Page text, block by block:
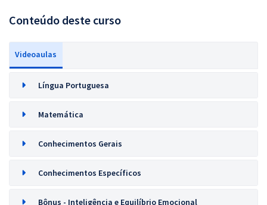
Conteúdo deste curso
Videoaulas
Língua Portuguesa
Matemática
Conhecimentos Gerais
Conhecimentos Específicos
Bônus - Inteligência e Equilíbrio Emocional